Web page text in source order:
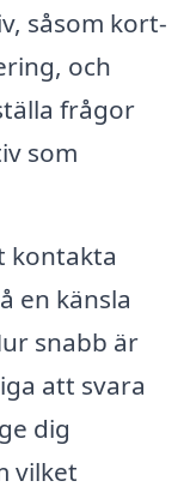
såsom kort-
och
frågor
som
kontakta
en känsla
snabb är
att svara
dig
vilket